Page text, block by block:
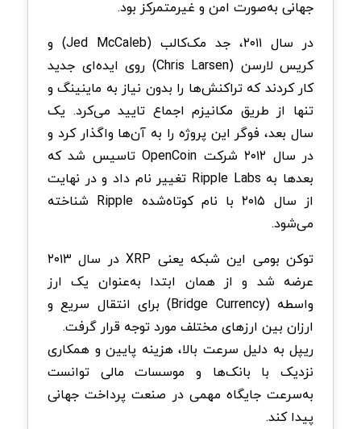
جهانی به‌صورت امن و غیرمتمرکز بود.
در سال ۲۰۱۱، جد مک‌کالب
(Jed McCaleb) و
کریس لارسن (Chris Larsen) روی ایده‌ای جدید
کار کردند که تراکنش‌ها را بدون نیاز به ماینینگ و
تنها از طریق مکانیزم اجماع تایید می‌کرد. یک
سال بعد، فوگر این پروژه را به آن‌ها واگذار کرد و
در سال ۲۰۱۲ شرکت
OpenCoin تاسیس شد که
بعدها به Ripple Labs تغییر نام داد و در نهایت
از سال ۲۰۱۵ با نام کوتاه‌شده
Ripple شناخته
می‌شود.
توکن بومی این شبکه یعنی XRP
در سال ۲۰۱۳
عرضه شد و از همان ابتدا به‌عنوان یک ارز
واسطه(Bridge Currency) برای انتقال سریع و
ارزان بین ارزهای مختلف مورد توجه قرار گرفت.
ریپل به دلیل سرعت بالا، هزینه پایین و همکاری
نزدیک با بانک‌ها و موسسات مالی توانست
به‌سرعت جایگاه مهمی در صنعت پرداخت جهانی
پیدا کند.